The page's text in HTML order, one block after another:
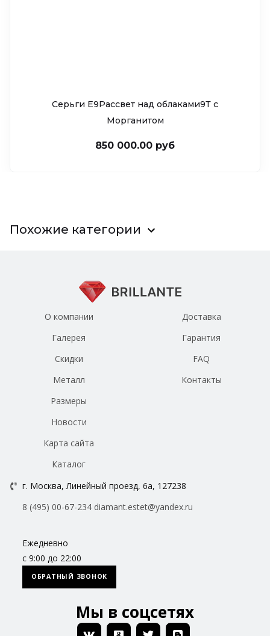
Серьги Е9Рассвет над облаками9Т c
Морганитом
850 000.00 руб
Похожие категории
О компании
Галерея
Скидки
Металл
Размеры
Новости
Доставка
Гарантия
FAQ
Контакты
Карта сайта
Каталог
г. Москва, Линейный проезд, 6а, 127238
8 (495) 00-67-234 diamant.estet@yandex.ru
Ежедневно
с 9:00 до 22:00
ОБРАТНЫЙ ЗВОНОК
Мы в соцсетях